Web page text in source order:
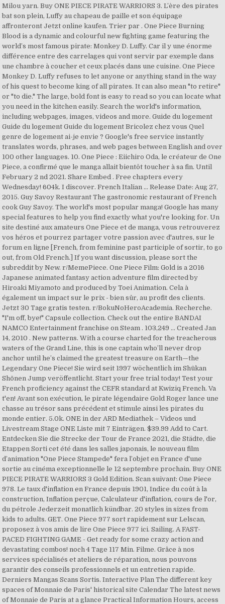
Milou yarn. Buy ONE PIECE PIRATE WARRIORS 3. L’ère des pirates
bat son plein, Luffy au chapeau de paille et son équipage
affronteront Jetzt online kaufen. Trier par . One Piece Burning
Blood is a dynamic and colourful new fighting game featuring the
world’s most famous pirate: Monkey D. Luffy. Car il y une énorme
différence entre des carrelages qui vont servir par exemple dans
une chambre à coucher et ceux placés dans une cuisine. One Piece
Monkey D. Luffy refuses to let anyone or anything stand in the way
of his quest to become king of all pirates. It can also mean "to retire"
or "to die." The large, bold font is easy to read so you can locate what
you need in the kitchen easily. Search the world's information,
including webpages, images, videos and more. Guide du logement
Guide du logement Guide du logement Bricolez chez vous Quel
genre de logement ai-je envie ? Google's free service instantly
translates words, phrases, and web pages between English and over
100 other languages. 10. One Piece : Eiichiro Oda, le créateur de One
Piece, a confirmé que le manga allait bientôt toucher à sa fin. Until
February 2 nd 2021. Share Embed . Free chapters every
Wednesday! 604k. I discover. French Italian ... Release Date: Aug 27,
2015. Guy Savoy Restaurant The gastronomic restaurant of French
cook Guy Savoy. The world's most popular manga! Google has many
special features to help you find exactly what you're looking for. Un
site destiné aux amateurs One Piece et de manga, vous retrouverez
vos héros et pourrez partager votre passion avec d'autres, sur le
forum en ligne [French, from feminine past participle of sortir, to go
out, from Old French.] If you want discussion, please sort the
subreddit by New. r/MemePiece. One Piece Film: Gold is a 2016
Japanese animated fantasy action adventure film directed by
Hiroaki Miyamoto and produced by Toei Animation. Cela à
également un impact sur le prix - bien sûr, au profit des clients.
Jetzt 30 Tage gratis testen. r/BokuNoHeroAcademia. Recherche.
"I'm off, bye!" Capsule collection. Check out the entire BANDAI
NAMCO Entertainment franchise on Steam . 103,249 … Created Jan
14, 2010 . New patterns. With a course charted for the treacherous
waters of the Grand Line, this is one captain who’ll never drop
anchor until he’s claimed the greatest treasure on Earth—the
Legendary One Piece! Sie wird seit 1997 wöchentlich im Shūkan
Shōnen Jump veröffentlicht. Start your free trial today! Test your
French proficiency against the CEFR standard at Kwiziq French. Va
t'en! Avant son exécution, le pirate légendaire Gold Roger lance une
chasse au trésor sans précédent et stimule ainsi les pirates du
monde entier. 5.0k. ONE in der ARD Mediathek – Videos und
Livestream Stage ONE Liste mit 7 Einträgen. $39.99 Add to Cart.
Entdecken Sie die Strecke der Tour de France 2021, die Städte, die
Etappen Sorti cet été dans les salles japonais, le nouveau film
d’animation "One Piece Stampede" fera l’objet en France d'une
sortie au cinéma exceptionnelle le 12 septembre prochain. Buy ONE
PIECE PIRATE WARRIORS 3 Gold Edition. Scan suivant: One Piece
978. Le taux d'inflation en France depuis 1901, Indice du coût à la
construction, Inflation perçue, Calculateur d'inflation, cours de l'or,
du pétrole Jederzeit monatlich kündbar. 20 styles in sizes from
kids to adults. GET. One Piece 977 sort rapidement sur Lelscan,
proposez à vos amis de lire One Piece 977 ici. Sailing. A FAST-
PACED FIGHTING GAME - Get ready for some crazy action and
devastating combos! noch 4 Tage 117 Min. Filme. Grâce à nos
services spécialisés et ateliers de réparation, nous pouvons
garantir des conseils professionnels et un entretien rapide.
Derniers Mangas Scans Sortis. Interactive Plan The different key
spaces of Monnaie de Paris' historical site Calendar The latest news
of Monnaie de Paris at a glance Practical Information Hours, access